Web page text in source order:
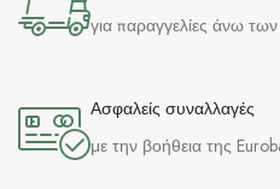
για παραγγελίες άνω
Ασφαλείς συναλλαγές
με την βοήθεια της